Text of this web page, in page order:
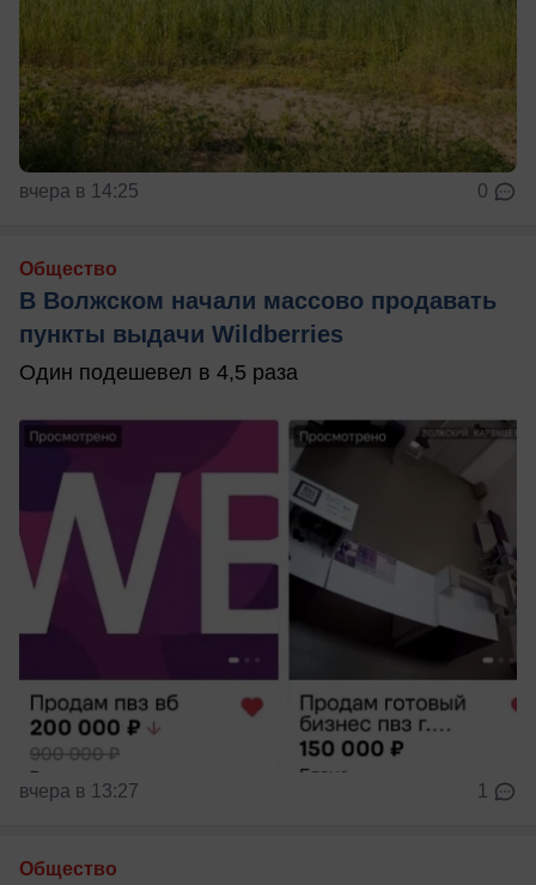
вчера в 14:25 0
Общество
В Волжском начали массово продавать
пункты выдачи Wildberries
Один подешевел в 4,5 раза
вчера в 13:27 1
Общество